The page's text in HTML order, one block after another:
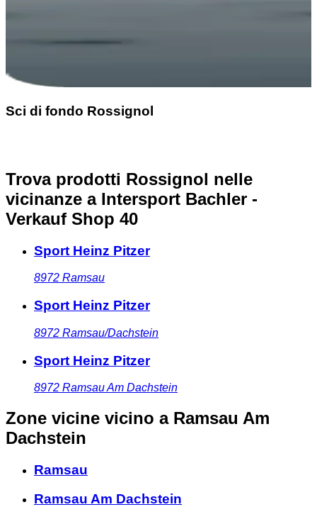
Sci di fondo Rossignol
Trova prodotti Rossignol nelle
vicinanze a Intersport Bachler -
Verkauf Shop 40
Sport Heinz Pitzer
8972 Ramsau
Sport Heinz Pitzer
8972 Ramsau/Dachstein
Sport Heinz Pitzer
8972 Ramsau Am Dachstein
Zone vicine vicino a Ramsau Am
Dachstein
Ramsau
Ramsau Am Dachstein